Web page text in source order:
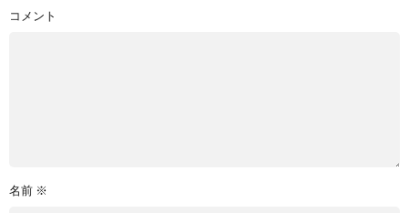
コメント
名前 ※